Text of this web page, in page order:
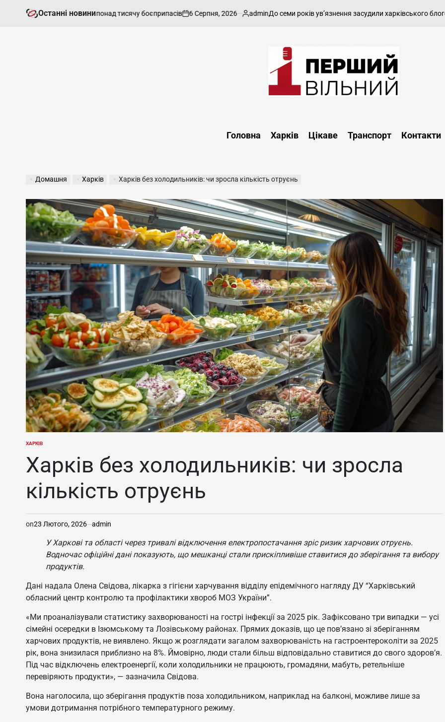
Останні новини
вивели з ладу понад тисячу боєприпасів
on
6 Серпня, 2026
Опубліковано
adminДо семи років ув’язнення засудили харківського блогера за
харківський,
області
Головна Харків Цікаве Транспорт Контакти
Домашня Харків Харків без холодильників: чи зросла кількість отруєнь
ОПУБЛІКУВАТИ
ХАРКІВ
Харків без холодильників: чи зросла
кількість отруєнь
on23 Лютого, 2026 admin
У Харкові та області через тривалі відключення електропостачання зріс ризик харчових отруєнь.
Водночас офіційні дані показують, що мешканці стали прискіпливіше ставитися до зберігання та вибору
продуктів.
Дані надала Олена Свідова, лікарка з гігієни харчування відділу епідемічного нагляду ДУ “Харківський
обласний центр контролю та профілактики хвороб МОЗ України”.
«Ми проаналізували статистику захворюваності на гострі інфекції за 2025 рік. Зафіксовано три випадки — усі
сімейні осередки в Ізюмському та Лозівському районах. Прямих доказів, що це пов’язано зі зберіганням
харчових продуктів, не виявлено. Якщо ж розглядати загалом захворюваність на гастроентероколіти за 2025
рік, вона знизилася приблизно на 8%. Ймовірно, люди стали більш відповідально ставитися до свого здоров’я.
Під час відключень електроенергії, коли холодильники не працюють, громадяни, мабуть, ретельніше
перевіряють продукти», — зазначила Свідова.
Вона наголосила, що зберігання продуктів поза холодильником, наприклад на балконі, можливе лише за
умови дотримання потрібного температурного режиму.